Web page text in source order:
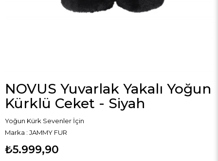
NOVUS Yuvarlak Yakalı Yoğun
Kürklü Ceket - Siyah
Yoğun Kürk Sevenler İçin
Marka : JAMMY FUR
₺5.999,90